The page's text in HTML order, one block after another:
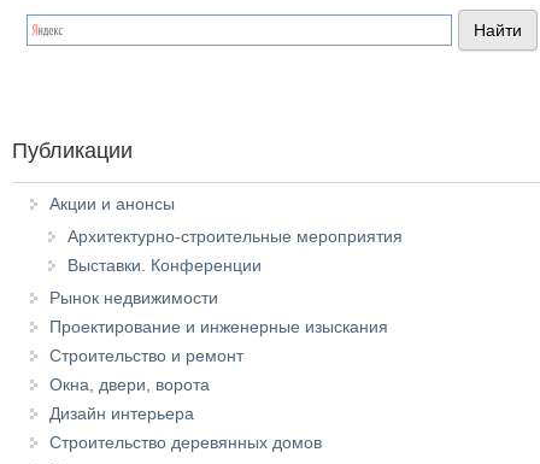
Публикации
Акции и анонсы
Архитектурно-строительные мероприятия
Выставки. Конференции
Рынок недвижимости
Проектирование и инженерные изыскания
Строительство и ремонт
Окна, двери, ворота
Дизайн интерьера
Строительство деревянных домов